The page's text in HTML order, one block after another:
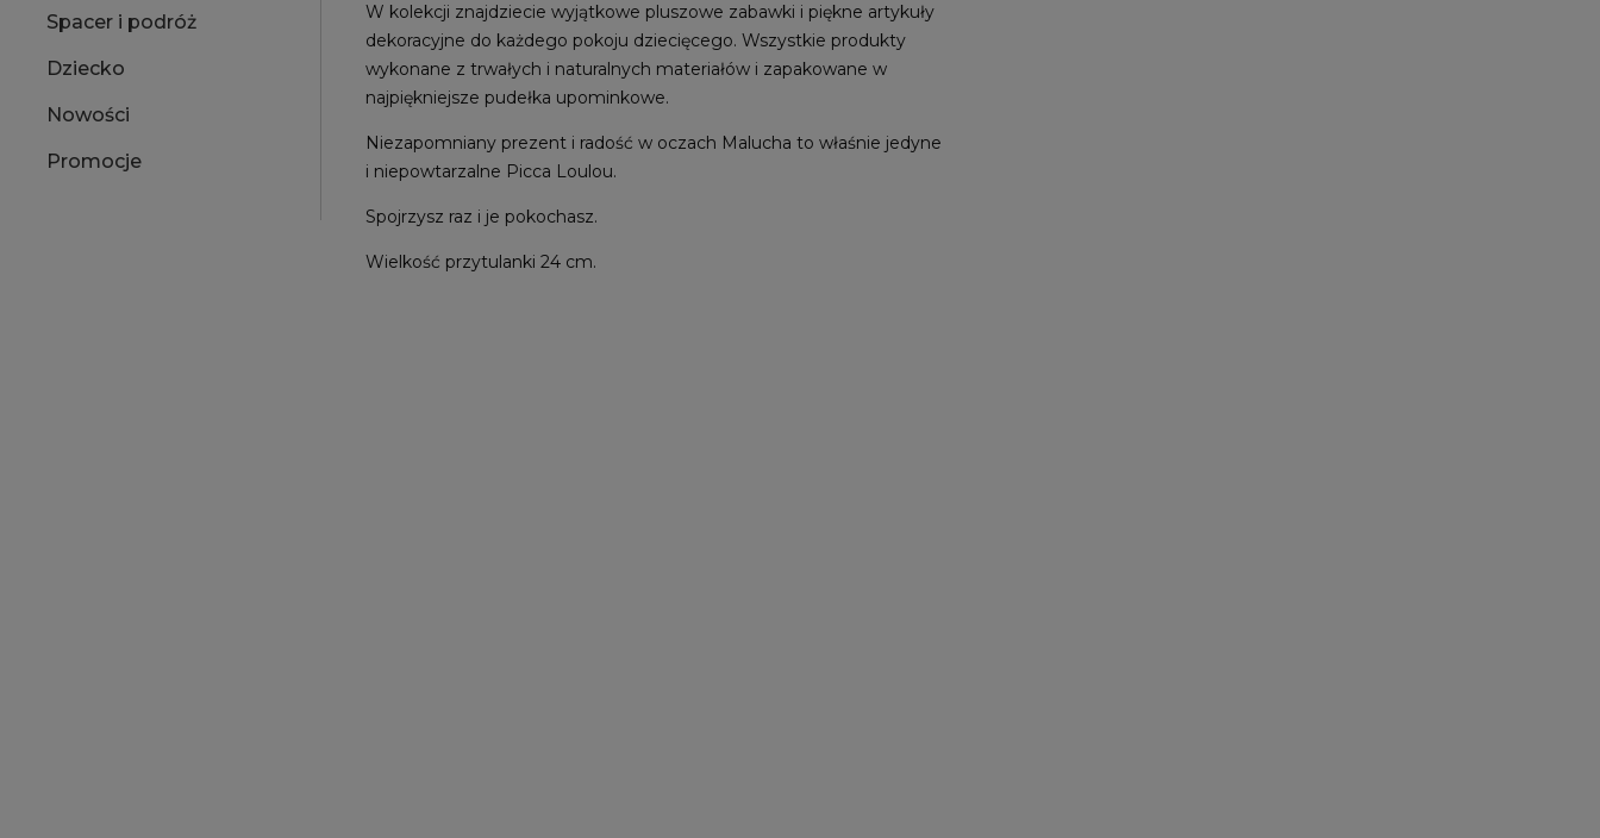
Spacer i podróż
Dziecko
Nowości
Promocje
W kolekcji znajdziecie wyjątkowe pluszowe zabawki i piękne artykuły
dekoracyjne do każdego pokoju dziecięcego. Wszystkie produkty
wykonane z trwałych i naturalnych materiałów i zapakowane w
najpiękniejsze pudełka upominkowe.
Niezapomniany prezent i radość w oczach Malucha to właśnie jedyne
i niepowtarzalne Picca Loulou.
Spojrzysz raz i je pokochasz.
Wielkość przytulanki 24 cm.